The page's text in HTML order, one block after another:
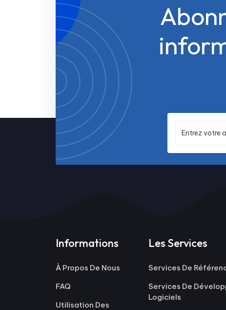
Informations
À Propos De Nous
FAQ
Utilisation Des
Les Services
Services De
Services De
Logiciels